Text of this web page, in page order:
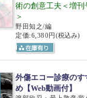
術の創意工夫＜増刊
＞
野田知之/編
定価:6,380円(税込み)
外傷エコー診療のす
め【Web動画付】